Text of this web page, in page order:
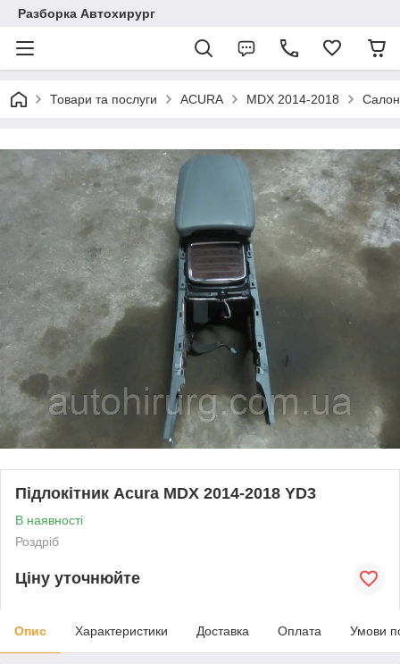
Разборка Автохирург
Товари та послуги ACURA MDX 2014-2018
Підлокітник Acura MDX 2014-2018 YD3
В наявності
Роздріб
Ціну уточнюйте
Опис Характеристики Доставка Оплата Умови